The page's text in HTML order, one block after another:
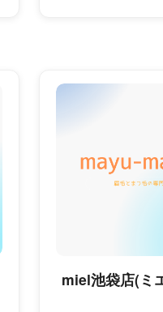
miel池袋店(ミ